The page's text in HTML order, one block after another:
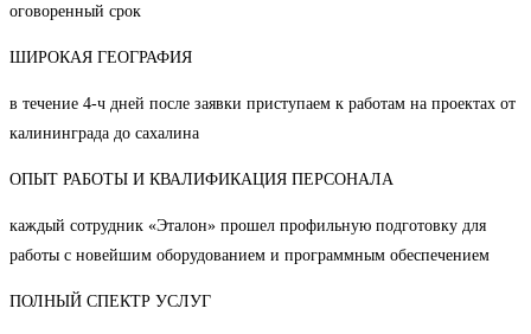
оговоренный срок
ШИРОКАЯ ГЕОГРАФИЯ
в течение 4-ч дней после заявки приступаем к работам на проектах от
калининграда до сахалина
ОПЫТ РАБОТЫ И КВАЛИФИКАЦИЯ ПЕРСОНАЛА
каждый сотрудник «Эталон» прошел профильную подготовку для
работы с новейшим оборудованием и программным обеспечением
ПОЛНЫЙ СПЕКТР УСЛУГ